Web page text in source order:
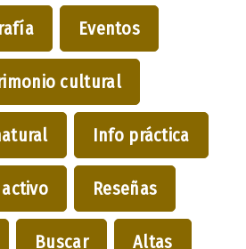
Eventos
cultural
Info práctica
Reseñas
Buscar Altas